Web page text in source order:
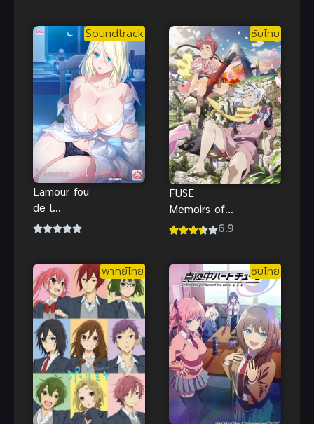
Soundtrack
Lamour fou
de l
automate
ลูบคลำส่วนที่
นูนออกมาอีก
ส่วนหนึ่งจาก
ซับไทย
FUSE
Memoirs of a
Hunter Girl
นี่
6.9
พากย์ไทย ซับไทย